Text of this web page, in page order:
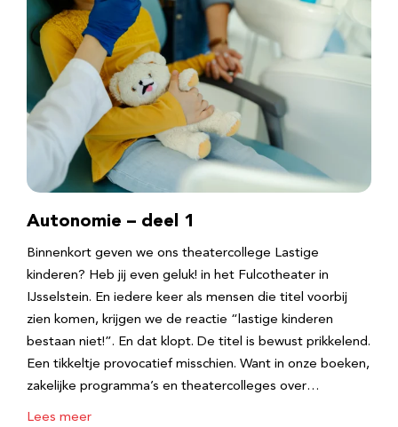
Autonomie – deel 1
Binnenkort geven we ons theatercollege Lastige
kinderen? Heb jij even geluk! in het Fulcotheater in
IJsselstein. En iedere keer als mensen die titel voorbij
zien komen, krijgen we de reactie “lastige kinderen
bestaan niet!”. En dat klopt. De titel is bewust prikkelend.
Een tikkeltje provocatief misschien. Want in onze boeken,
zakelijke programma’s en theatercolleges over…
Lees meer